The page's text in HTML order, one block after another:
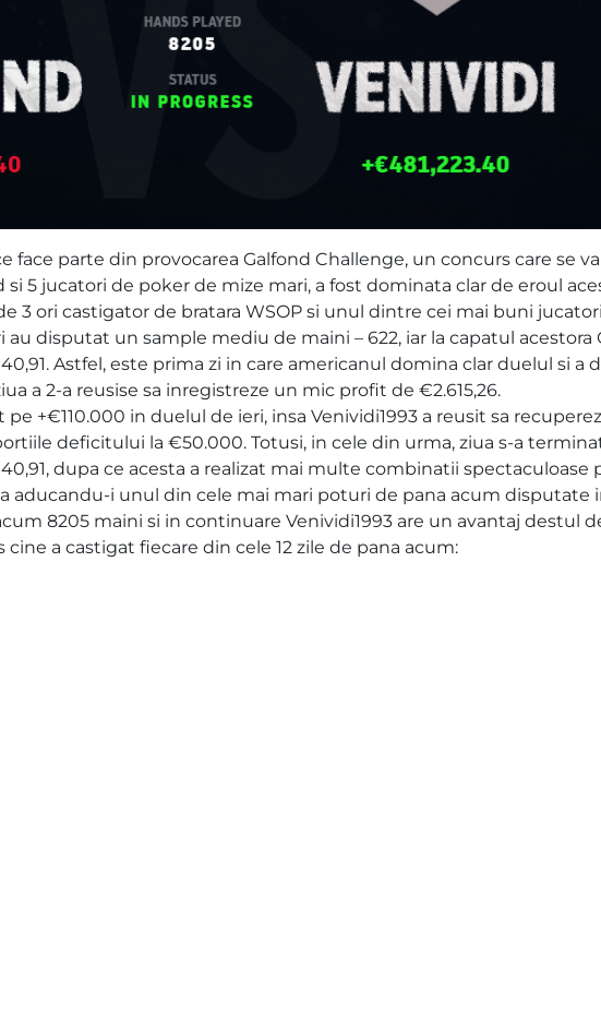
face parte din provocarea Galfond Challenge, un concurs care se va
5 jucatori de poker de mize mari, a fost dominata clar de eroul
3 ori castigator de bratara WSOP si unul dintre cei mai buni
disputat un sample mediu de maini – 622, iar la capatul acestora
Astfel, este prima zi in care americanul domina clar duelul si a
a 2-a reusise sa inregistreze un mic profit de €2.615,26.
+€110.000 in duelul de ieri, insa Venividi1993 a reusit sa
deficitului la €50.000. Totusi, in cele din urma, ziua s-a
dupa ce acesta a realizat mai multe combinatii spectaculoase
aducandu-i unul din cele mai mari poturi de pana acum disputate
8205 maini si in continuare Venividi1993 are un avantaj destul
cine a castigat fiecare din cele 12 zile de pana acum: